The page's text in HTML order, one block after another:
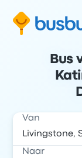
Bus
Van
Naar